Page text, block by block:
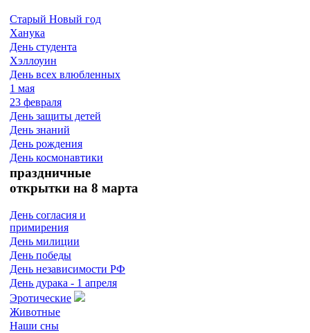
Старый Новый год
Ханука
День студента
Хэллоуин
День всех влюбленных
1 мая
23 февраля
День защиты детей
День знаний
День рождения
День космонавтики
праздничные
открытки на 8 марта
День согласия и
примирения
День милиции
День победы
День независимости РФ
День дурака - 1 апреля
Эротические
Животные
Наши сны